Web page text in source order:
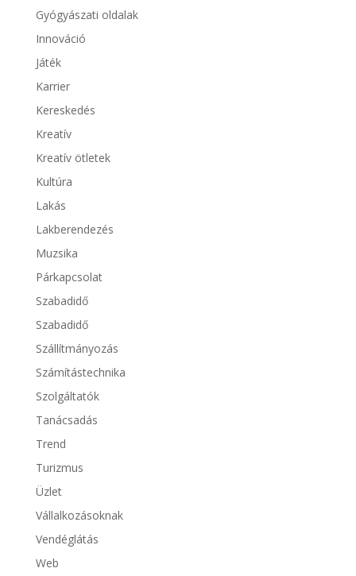
Gyógyászati oldalak
Innováció
Játék
Karrier
Kereskedés
Kreatív
Kreatív ötletek
Kultúra
Lakás
Lakberendezés
Muzsika
Párkapcsolat
Szabadidő
Szabadidő
Szállítmányozás
Számítástechnika
Szolgáltatók
Tanácsadás
Trend
Turizmus
Üzlet
Vállalkozásoknak
Vendéglátás
Web